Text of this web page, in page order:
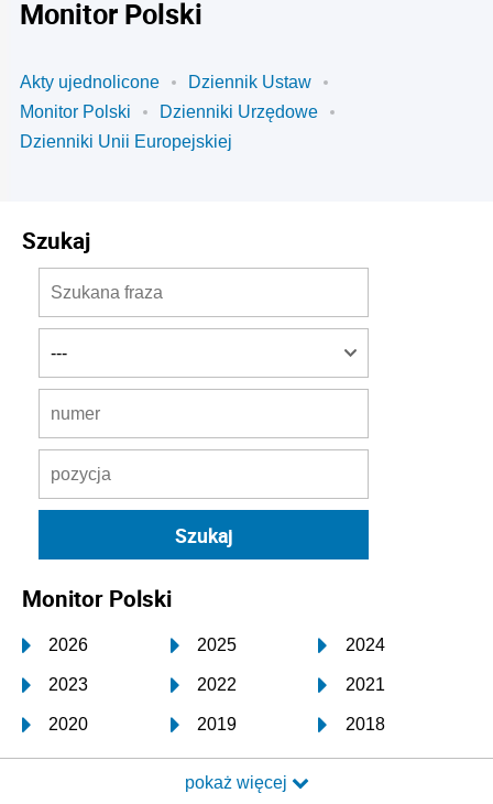
Monitor Polski
Akty ujednolicone
Dziennik Ustaw
Monitor Polski
Dzienniki Urzędowe
Dzienniki Unii Europejskiej
Szukaj
Monitor Polski
2026 2025 2024
2023 2022 2021
2020 2019 2018
2017 2016 2015
pokaż więcej